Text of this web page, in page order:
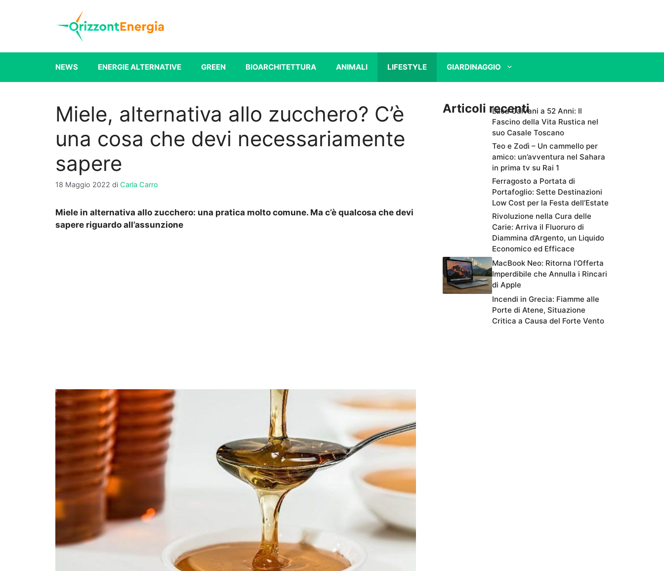
NEWS ENERGIE ALTERNATIVE GREEN BIOARCHITETTURA ANIMALI LIFESTYLE GIARDINAGGIO
Miele, alternativa allo zucchero? C’è
una cosa che devi necessariamente
sapere
18 Maggio 2022 di Carla Carro
Miele in alternativa allo zucchero: una pratica molto comune. Ma c’è qualcosa che devi
sapere riguardo all’assunzione
Articoli recentiLuca Calvani a 52 Anni: Il
Fascino della Vita Rustica nel
suo Casale Toscano
Teo e Zodì – Un cammello per
amico: un’avventura nel Sahara
in prima tv su Rai 1
Ferragosto a Portata di
Portafoglio: Sette Destinazioni
Low Cost per la Festa dell’Estate
Rivoluzione nella Cura delle
Carie: Arriva il Fluoruro di
Diammina d’Argento, un Liquido
Economico ed Efficace
MacBook Neo: Ritorna l’Offerta
Imperdibile che Annulla i Rincari
di Apple
Incendi in Grecia: Fiamme alle
Porte di Atene, Situazione
Critica a Causa del Forte Vento